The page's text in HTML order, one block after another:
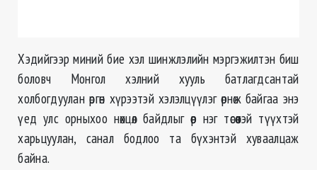
Хэдийгээр миний бие хэл шинжлэлийн мэргэжилтэн биш
боловч Монгол хэлний хууль батлагдсантай
холбогдуулан өргөн хүрээтэй хэлэлцүүлэг өрнөж байгаа энэ
үед улс орныхоо нөхцөл байдлыг өөр нэг төсөөтэй түүхтэй
харьцуулан, санал бодлоо та бүхэнтэй хуваалцаж
байна.